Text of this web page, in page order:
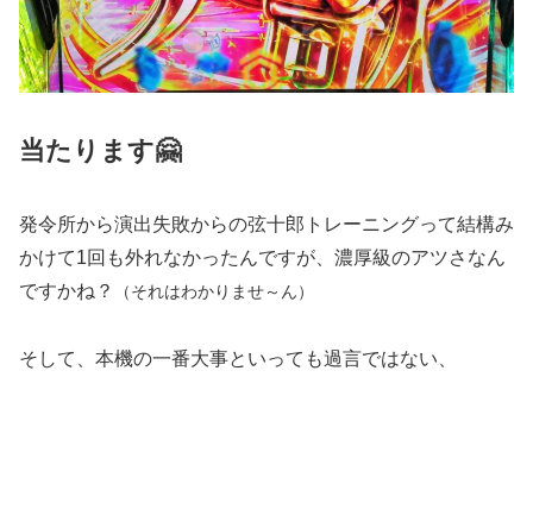
当たります🤗
発令所から演出失敗からの弦十郎トレーニングって結構み
かけて1回も外れなかったんですが、濃厚級のアツさなん
ですかね？
（それはわかりませ～ん）
そして、本機の一番大事といっても過言ではない、